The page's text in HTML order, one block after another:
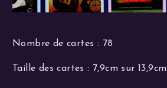
Nombre de cartes : 78
Taille des cartes : 7,9cm sur 13,9cm